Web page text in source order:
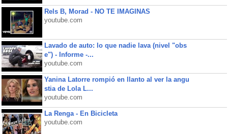
Rels B, Morad - NO TE IMAGINAS
youtube.com
Lavado de auto: lo que nadie lava (nivel "obs
e") - Informe -...
youtube.com
Yanina Latorre rompió en llanto al ver la angu
stia de Lola L...
youtube.com
La Renga - En Bicicleta
youtube.com